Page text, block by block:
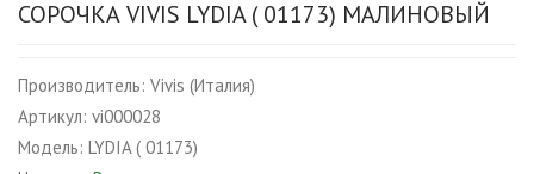
СОРОЧКА VIVIS LYDIA ( 01173) МАЛИНОВЫЙ
Производитель: Vivis (Италия)
Артикул: vi000028
Модель: LYDIA ( 01173)